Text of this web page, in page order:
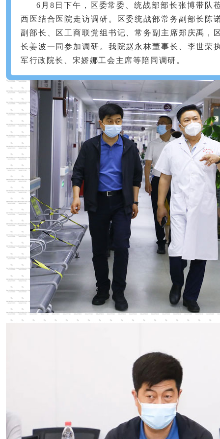
6月8日下午，区委常委、统战部部长张博带队
西医结合医院走访调研。区委统战部常务副部长陈
副部长、区工商联党组书记、常务副主席郑庆禹，
长姜波一同参加调研。我院赵永林董事长、李世荣
军行政院长、宋娇娜工会主席等陪同调研。